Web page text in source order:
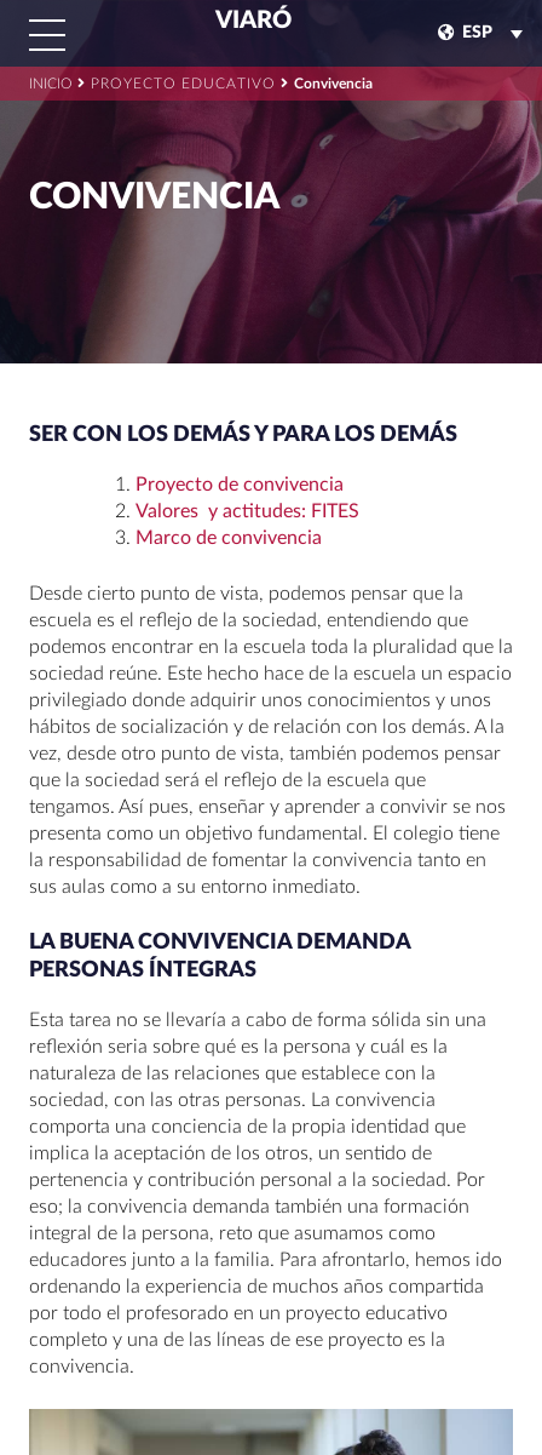
VIARÓ
ESP
INICIO PROYECTO EDUCATIVO Convivencia
CONVIVENCIA
SER CON LOS DEMÁS Y PARA LOS DEMÁS
Proyecto de convivencia
Valores y actitudes: FITES
Marco de convivencia
Desde cierto punto de vista, podemos pensar que la
escuela es el reflejo de la sociedad, entendiendo que
podemos encontrar en la escuela toda la pluralidad que la
sociedad reúne. Este hecho hace de la escuela un espacio
privilegiado donde adquirir unos conocimientos y unos
hábitos de socialización y de relación con los demás. A la
vez, desde otro punto de vista, también podemos pensar
que la sociedad será el reflejo de la escuela que
tengamos. Así pues, enseñar y aprender a convivir se nos
presenta como un objetivo fundamental. El colegio tiene
la responsabilidad de fomentar la convivencia tanto en
sus aulas como a su entorno inmediato.
LA BUENA CONVIVENCIA DEMANDA
PERSONAS ÍNTEGRAS
Esta tarea no se llevaría a cabo de forma sólida sin una
reflexión seria sobre qué es la persona y cuál es la
naturaleza de las relaciones que establece con la
sociedad, con las otras personas. La convivencia
comporta una conciencia de la propia identidad que
implica la aceptación de los otros, un sentido de
pertenencia y contribución personal a la sociedad. Por
eso; la convivencia demanda también una formación
integral de la persona, reto que asumamos como
educadores junto a la familia. Para afrontarlo, hemos ido
ordenando la experiencia de muchos años compartida
por todo el profesorado en un proyecto educativo
completo y una de las líneas de ese proyecto es la
convivencia.